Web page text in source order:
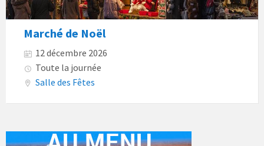
Marché de Noël
12 décembre 2026
Toute la journée
Salle des Fêtes